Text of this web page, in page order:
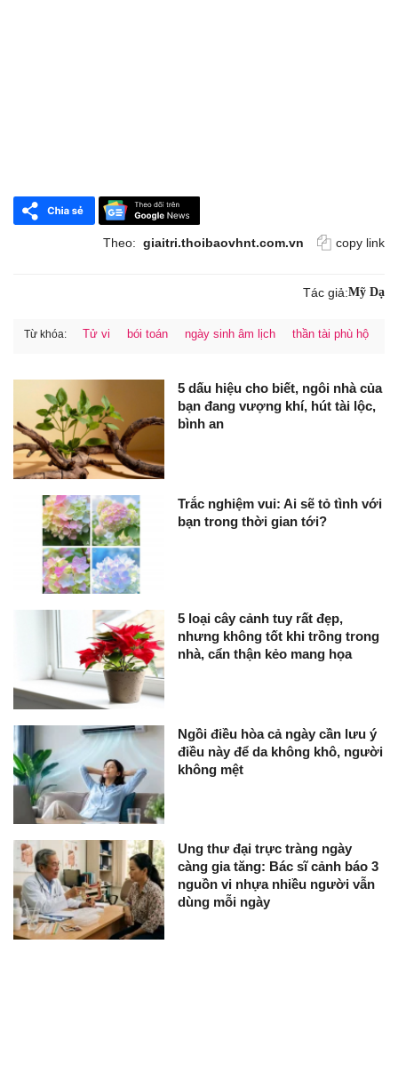
Theo: giaitri.thoibaovhnt.com.vn copy link
Tác giả:Mỹ Dạ
Từ khóa: Tử vi bói toán ngày sinh âm lịch thần tài phù hộ
5 dấu hiệu cho biết, ngôi nhà của
bạn đang vượng khí, hút tài lộc,
bình an
Trắc nghiệm vui: Ai sẽ tỏ tình với
bạn trong thời gian tới?
5 loại cây cảnh tuy rất đẹp,
nhưng không tốt khi trồng trong
nhà, cẩn thận kẻo mang họa
Ngồi điều hòa cả ngày cần lưu ý
điều này để da không khô, người
không mệt
Ung thư đại trực tràng ngày
càng gia tăng: Bác sĩ cảnh báo 3
nguồn vi nhựa nhiều người vẫn
dùng mỗi ngày